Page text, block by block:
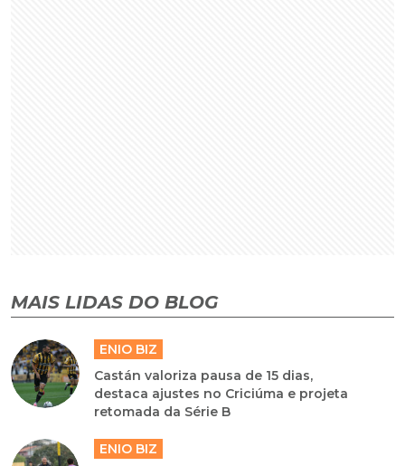
MAIS LIDAS DO BLOG
ENIO BIZ
Castán valoriza pausa de 15 dias,
destaca ajustes no Criciúma e projeta
retomada da Série B
ENIO BIZ